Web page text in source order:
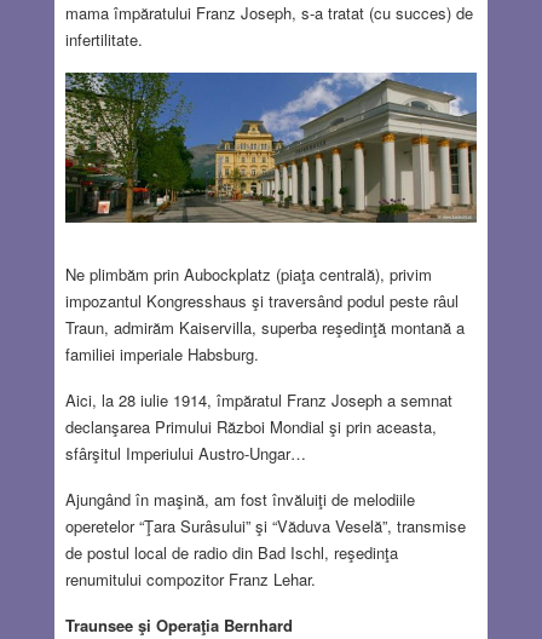
mama împăratului Franz Joseph, s-a tratat (cu succes) de
infertilitate.
Ne plimbăm prin Aubockplatz (piaţa centrală), privim
impozantul Kongresshaus şi traversând podul peste râul
Traun, admirăm Kaiservilla, superba reşedinţă montană a
familiei imperiale Habsburg.
Aici, la 28 iulie 1914, împăratul Franz Joseph a semnat
declanşarea Primului Război Mondial şi prin aceasta,
sfârşitul Imperiului Austro-Ungar…
Ajungând în maşină, am fost învăluiţi de melodiile
operetelor “Ţara Surâsului” şi “Văduva Veselă”, transmise
de postul local de radio din Bad Ischl, reşedinţa
renumitului compozitor Franz Lehar.
Traunsee şi Operaţia Bernhard